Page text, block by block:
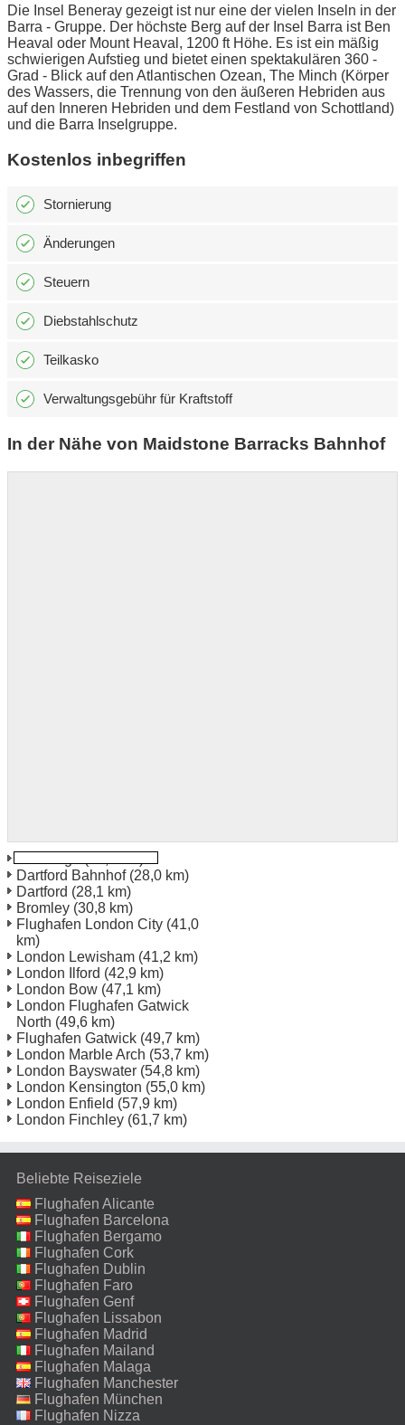
Die Insel Beneray gezeigt ist nur eine der vielen Inseln in der
Barra - Gruppe. Der höchste Berg auf der Insel Barra ist Ben
Heaval oder Mount Heaval, 1200 ft Höhe. Es ist ein mäßig
schwierigen Aufstieg und bietet einen spektakulären 360 -
Grad - Blick auf den Atlantischen Ozean, The Minch (Körper
des Wassers, die Trennung von den äußeren Hebriden aus
auf den Inneren Hebriden und dem Festland von Schottland)
und die Barra Inselgruppe.
Kostenlos inbegriffen
Stornierung
Änderungen
Steuern
Diebstahlschutz
Teilkasko
Verwaltungsgebühr für Kraftstoff
In der Nähe von Maidstone Barracks Bahnhof
Dartford Bahnhof(28,0 km)
Dartford (28,1 km)
Bromley (30,8 km)
Flughafen London City (41,0
km)
London Lewisham (41,2 km)
London Ilford (42,9 km)
London Bow (47,1 km)
London Flughafen Gatwick
North (49,6 km)
Flughafen Gatwick (49,7 km)
London Marble Arch (53,7 km)
London Bayswater (54,8 km)
London Kensington (55,0 km)
London Enfield (57,9 km)
London Finchley (61,7 km)
Beliebte Reiseziele
Flughafen Alicante
Flughafen Barcelona
Flughafen Bergamo
Flughafen Cork
Flughafen Dublin
Flughafen Faro
Flughafen Genf
Flughafen Lissabon
Flughafen Madrid
Flughafen Mailand
Malpensa
Flughafen Malaga
Flughafen Manchester
Flughafen München
Flughafen Nizza